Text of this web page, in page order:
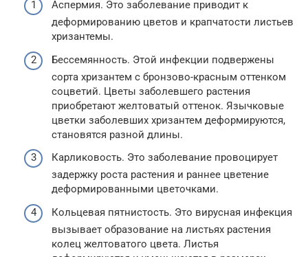
Аспермия. Это заболевание приводит к
деформированию цветов и крапчатости листьев
хризантемы.
Бессемянность. Этой инфекции подвержены
сорта хризантем с бронзово-красным оттенком
соцветий. Цветы заболевшего растения
приобретают желтоватый оттенок. Язычковые
цветки заболевших хризантем деформируются,
становятся разной длины.
Карликовость. Это заболевание провоцирует
задержку роста растения и раннее цветение
деформированными цветочками.
Кольцевая пятнистость. Это вирусная инфекция
вызывает образование на листьях растения
колец желтоватого цвета. Листья